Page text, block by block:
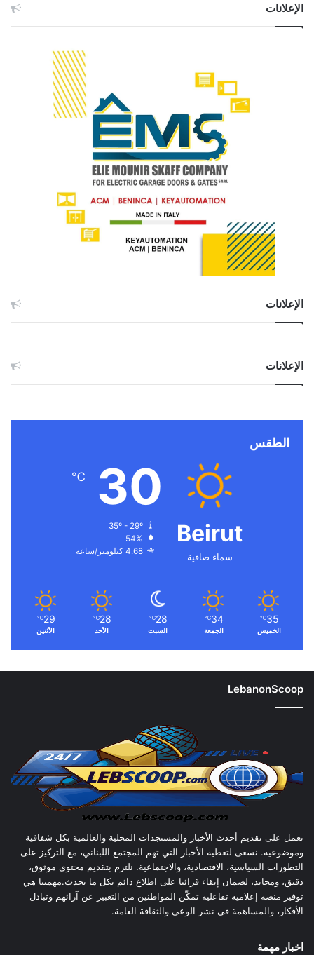
الإعلانات
الإعلانات
الإعلانات
الطقس
Beirut
سماء صافية
30
℃
54%
4.68 كيلومتر/ساعة
35
℃
الخميس
34
℃
الجمعة
28
℃
السبت
28
℃
الأحد
29
℃
الأثنين
LebanonScoop
نعمل على تقديم أحدث الأخبار والمستجدات المحلية والعالمية بكل شفافية
وموضوعية. نسعى لتغطية الأخبار التي تهم المجتمع اللبناني، مع التركيز على
التطورات السياسية، الاقتصادية، والاجتماعية. نلتزم بتقديم محتوى موثوق،
دقيق، ومحايد، لضمان إبقاء قرائنا على اطلاع دائم بكل ما يحدث.مهمتنا هي
توفير منصة إعلامية تفاعلية تمكّن المواطنين من التعبير عن آرائهم وتبادل
الأفكار، والمساهمة في نشر الوعي والثقافة العامة.
اخبار مهمة